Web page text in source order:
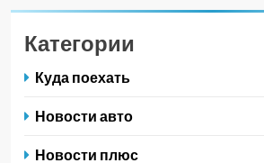
Категории
Куда поехать
Новости авто
Новости плюс